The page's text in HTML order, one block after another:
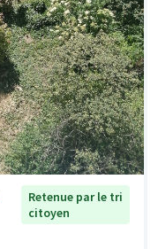
Retenue par le tri
citoyen